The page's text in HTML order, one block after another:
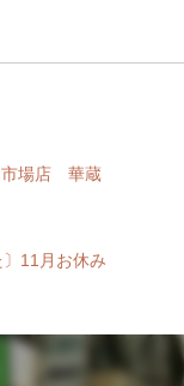
市場店 華蔵
〕11月お休み